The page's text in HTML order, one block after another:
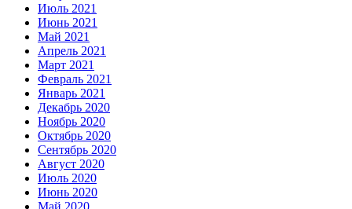
Июль 2021
Июнь 2021
Май 2021
Апрель 2021
Март 2021
Февраль 2021
Январь 2021
Декабрь 2020
Ноябрь 2020
Октябрь 2020
Сентябрь 2020
Август 2020
Июль 2020
Июнь 2020
Май 2020